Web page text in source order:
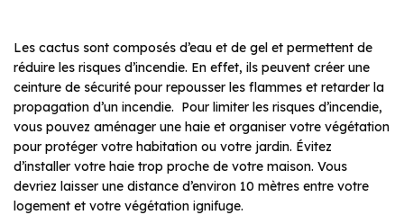
Les cactus sont composés d’eau et de gel et permettent de
réduire les risques d’incendie. En effet, ils peuvent créer une
ceinture de sécurité pour repousser les flammes et retarder la
propagation d’un incendie. Pour limiter les risques d’incendie,
vous pouvez aménager une haie et organiser votre végétation
pour protéger votre habitation ou votre jardin. Évitez
d’installer votre haie trop proche de votre maison. Vous
devriez laisser une distance d’environ 10 mètres entre votre
logement et votre végétation ignifuge.